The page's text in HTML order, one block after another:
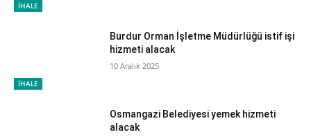
İHALE
İHALE
Burdur Orman İşletme Müdürlüğü istif işi
hizmeti alacak
10 Aralık 2025
Osmangazi Belediyesi yemek hizmeti
alacak